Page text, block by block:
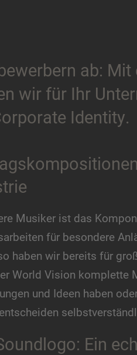
ab:
wir für Ihr
Identity.
Musiker ist das
für besondere
haben wir bereits für
World Vision komplette
und Ideen haben
Ein